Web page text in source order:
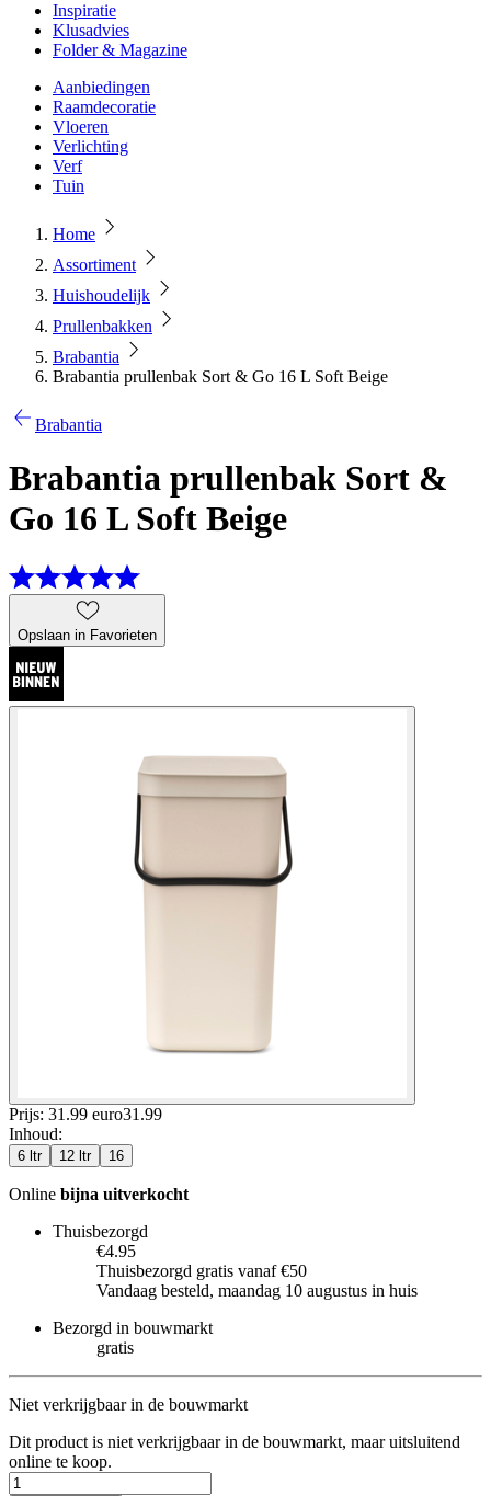
Inspiratie
Klusadvies
Folder & Magazine
Aanbiedingen
Raamdecoratie
Vloeren
Verlichting
Verf
Tuin
Home
Assortiment
Huishoudelijk
Prullenbakken
Brabantia
Brabantia prullenbak Sort & Go 16 L Soft Beige
Brabantia
Brabantia prullenbak Sort &
Go 16 L Soft Beige
Opslaan in Favorieten
Prijs: 31.99 euro31 .99
Inhoud:
6 ltr 12 ltr 16
Online bijna uitverkocht
Thuisbezorgd
€4.95
Thuisbezorgd gratis vanaf €50
Vandaag besteld, maandag 10 augustus in huis
Bezorgd in bouwmarkt
gratis
Niet verkrijgbaar in de bouwmarkt
Dit product is niet verkrijgbaar in de bouwmarkt, maar uitsluitend
online te koop.